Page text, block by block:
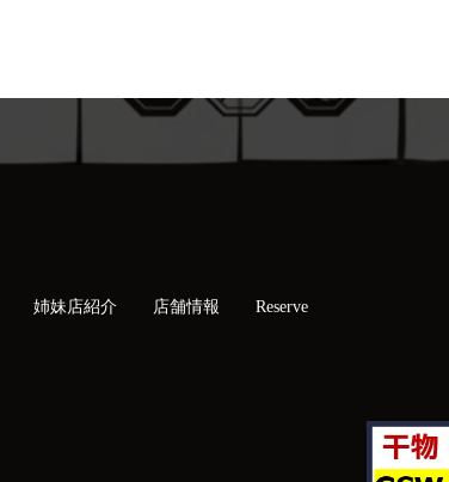
姉妹店紹介 店舗情報 Reserve